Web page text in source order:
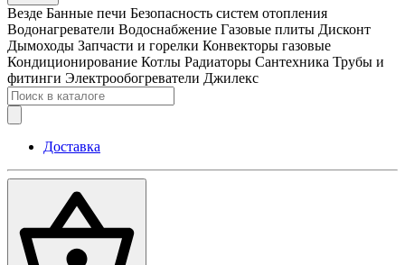
Везде Банные печи Безопасность систем отопления
Водонагреватели Водоснабжение Газовые плиты Дисконт
Дымоходы Запчасти и горелки Конвекторы газовые
Кондиционирование Котлы Радиаторы Сантехника Трубы и
фитинги Электрообогреватели Джилекс
Доставка